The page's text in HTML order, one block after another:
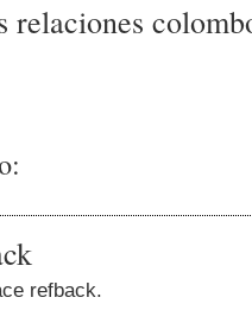
relaciones
refback.